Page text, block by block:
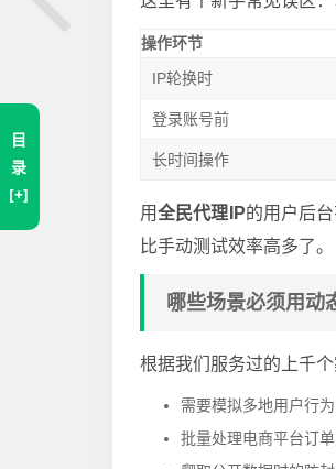
操作环节
IP轮换时
登录账号前
长时间操作
用全民代理IP的用户后台
比手动测试效率高多了。
哪些场景必须用动
根据我们服务过的上千
需要模拟多地用户行
批量处理电商平台订
目
录
[+]